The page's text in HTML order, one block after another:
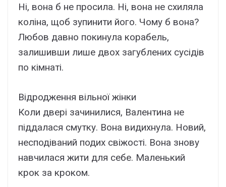
Ні, вона б не просила. Ні, вона не схиляла
коліна, щоб зупинити його. Чому б вона?
Любов давно покинула корабель,
залишивши лише двох загублених сусідів
по кімнаті.
Відродження вільної жінки
Коли двері зачинилися, Валентина не
піддалася смутку. Вона видихнула. Новий,
несподіваний подих свіжості. Вона знову
навчилася жити для себе. Маленький
крок за кроком.